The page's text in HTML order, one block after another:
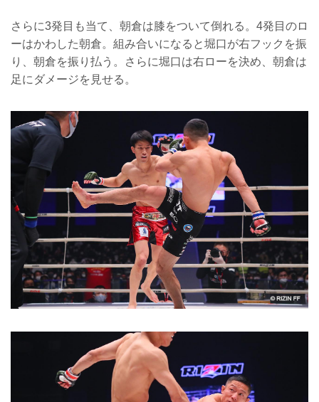
さらに3発目も当て、朝倉は膝をついて倒れる。4発目のロ
ーはかわした朝倉。組み合いになると堀口が右フックを振
り、朝倉を振り払う。さらに堀口は右ローを決め、朝倉は
足にダメージを見せる。